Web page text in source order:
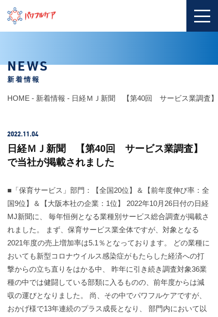
NEWS
新着情報
HOME - 新着情報 - 日経ＭＪ新聞 【第40回 サービス業調査】
2022.11.04
日経ＭＪ新聞 【第40回 サービス業調査】
で当社が掲載されました
■「保育サービス」部門：【全国20位】＆【前年度伸び率：全
国9位】＆【大阪本社の企業：1位】 2022年10月26日付の日経
MJ新聞に、 毎年恒例となる業種別サービス総合調査が掲載さ
れました。 まず、保育サービス業全体ですが、対象となる
2021年度の売上増加率は5.1％となっております。 どの業種に
おいても新型コロナウイルス感染症がもたらした経済への打
撃からの立ち直りをはかる中、 昨年に引き続き調査対象36業
種の中では健闘している部類に入るものの、前年度からは減
収の運びとなりました。 尚、その中でパワフルケアですが、
おかげ様で13年連続のプラス成長となり、 部門内において以